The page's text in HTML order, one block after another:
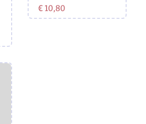
€ 10,80Prijs